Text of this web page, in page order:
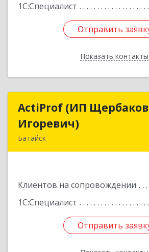
1С:Специалист
Отправить
Показать контакты
Отправить
Назад
ActiProf (ИП Щербаков
Игоревич)
Батайск
Клиентов на сопровождении
1С:Специалист
Отправить
ActiProf (ИП
Отправить